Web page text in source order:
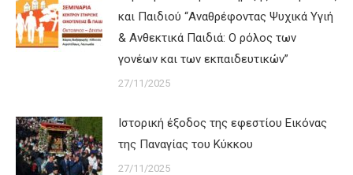
και Παιδιού “Αναθρέφοντας Ψυχικά Υγιή
& Ανθεκτικά Παιδιά: Ο ρόλος των
γονέων και των εκπαιδευτικών”
27/11/2025
Ιστορική έξοδος της εφεστίου Εικόνας
της Παναγίας του Κύκκου
27/11/2025